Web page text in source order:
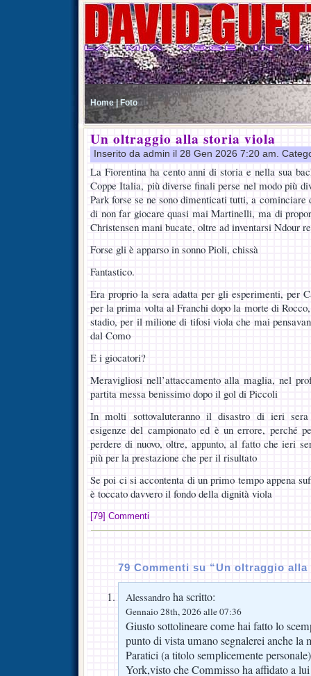
Home | Foto
Un oltraggio alla storia viola
Inserito da admin il 28 Gen 2026 7:20 am.
La Fiorentina ha cento anni di storia e nella sua
Coppe Italia, più diverse finali perse nel modo più
Park forse se ne sono dimenticati tutti, a cominciare
di non far giocare quasi mai Martinelli, ma di
Christensen mani bucate, oltre ad inventarsi Ndour
Forse gli è apparso in sonno Pioli, chissà
Fantastico.
Era proprio la sera adatta per gli esperimenti, per
per la prima volta al Franchi dopo la morte di
stadio, per il milione di tifosi viola che mai
dal Como
E i giocatori?
Meravigliosi nell’attaccamento alla maglia, nel
partita messa benissimo dopo il gol di Piccoli
In molti sottovaluteranno il disastro di ieri sera
esigenze del campionato ed è un errore, perché
perdere di nuovo, oltre, appunto, al fatto che ieri
più per la prestazione che per il risultato
Se poi ci si accontenta di un primo tempo appena
è toccato davvero il fondo della dignità viola
[79] Commenti
79 Commenti su “Un oltraggio
Alessandro ha scritto:
Gennaio 28th, 2026 alle 07:36
Giusto sottolineare come hai fatto lo
punto di vista umano segnalerei anche la
Paratici (a titolo semplicemente
York,visto che Commisso ha affidato a